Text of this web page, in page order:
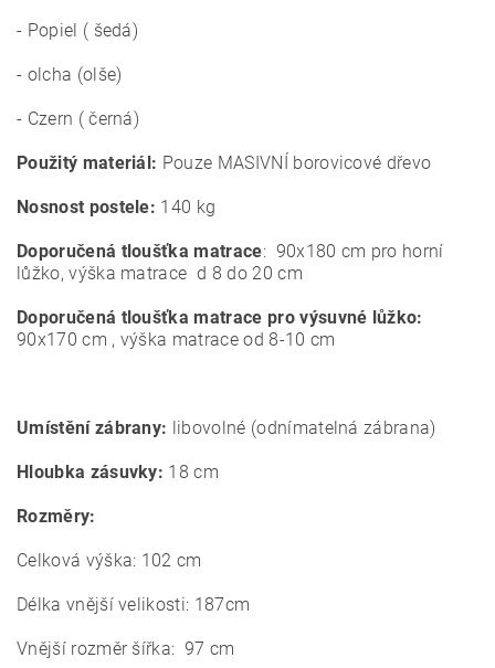
- Popiel ( šedá)
- olcha (olše)
- Czern ( černá)
Použitý materiál: Pouze MASIVNÍ borovicové dřevo
Nosnost postele: 140 kg
Doporučená tloušťka matrace: 90x180 cm pro horní
lůžko, výška matrace d 8 do 20 cm
Doporučená tloušťka matrace pro výsuvné lůžko:
90x170 cm , výška matrace od 8-10 cm
Umístění zábrany: libovolné (odnímatelná zábrana)
Hloubka zásuvky: 18 cm
Rozměry:
Celková výška: 102 cm
Délka vnější velikosti: 187cm
Vnější rozměr šířka: 97 cm